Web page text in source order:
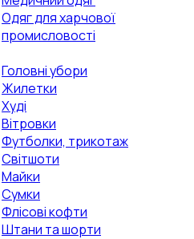
Одяг для харчової
промисловості
Головні убори
Жилетки
Худі
Вітровки
Футболки, трикотаж
Світшоти
Майки
Сумки
Флісові кофти
Штани та шорти